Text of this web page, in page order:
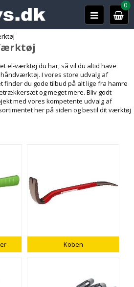
0
el-værktøj du har, så vil du altid have
I vores store udvalg af
du gode tilbud på alt lige fra hamre
og meget mere. Bliv godt
med vores kompetente udvalg af
her på siden og bestil dit værktøj
Koben